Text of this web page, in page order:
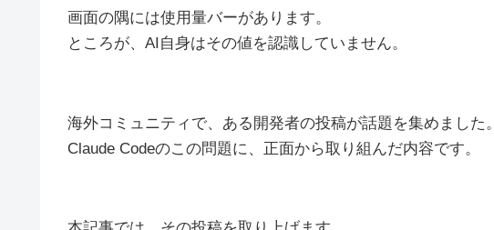
画面の隅には使用量バーがあります。
ところが、AI自身はその値を認識していません。
海外コミュニティで、ある開発者の投稿が話題を集めました。
Claude Codeのこの問題に、正面から取り組んだ内容です。